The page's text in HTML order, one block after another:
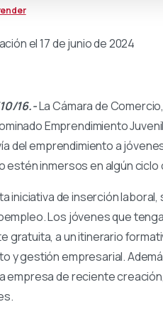
el 17 de junio de 2024
16.-La Cámara de
Emprendimiento
del emprendimiento a
estén inmersos en algún
iniciativa de inserción
Los jóvenes que
gratuita, a un itinerario
y gestión empresarial.
empresa de reciente